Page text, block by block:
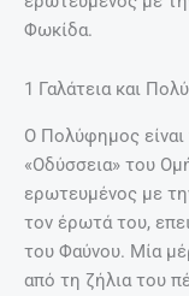
Φωκίδα.
1 Γαλάτεια και
Ο Πολύφημος
«Οδύσσεια» του
ερωτευμένος με
τον έρωτά του,
του Φαύνου. Μία
από τη ζήλια του